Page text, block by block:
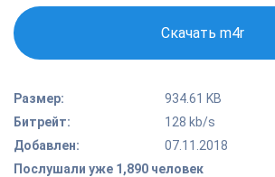
Скачать m4r
Размер:
934.61 KB
Битрейт:
128 kb/s
Добавлен:
07.11.2018
Послушали уже 1,890 человек